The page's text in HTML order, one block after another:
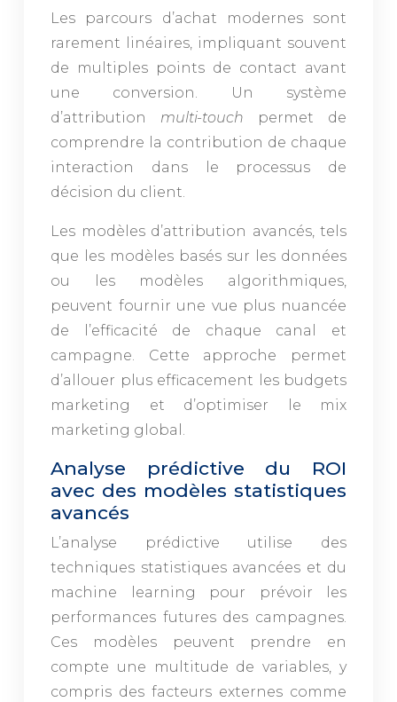
Les parcours d’achat modernes sont
rarement linéaires, impliquant souvent
de multiples points de contact avant
une conversion. Un système
d’attribution multi-touch
permet de
comprendre la contribution de chaque
interaction dans le processus de
décision du client.
Les modèles d’attribution avancés, tels
que les modèles basés sur les données
ou les modèles algorithmiques,
peuvent fournir une vue plus nuancée
de l’efficacité de chaque canal et
campagne. Cette approche permet
d’allouer plus efficacement les budgets
marketing et d’optimiser le mix
marketing global.
Analyse prédictive du ROI
avec des modèles statistiques
avancés
L’analyse prédictive utilise des
techniques statistiques avancées et du
machine learning pour prévoir les
performances futures des campagnes.
Ces modèles peuvent prendre en
compte une multitude de variables, y
compris des facteurs externes comme